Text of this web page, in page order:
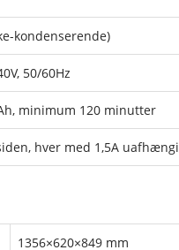
kondenserende)
50/60Hz
minimum 120 minutter
hver med 1,5A
1356×620×849 mm